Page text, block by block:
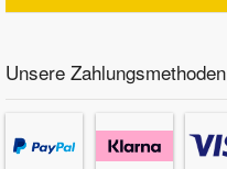
Unsere Zahlungsmethoden